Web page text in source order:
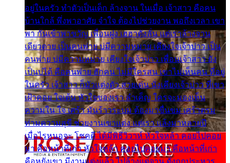
อยู่ในครัว ทำตัวเป็นเด็ก ล้างจาน ในเมื่อ เจ้าสาว คือคน
บ้านใกล้ พึ่งพาอาศัย จำใจ ต้องไปช่วยงาน พอถึงเวลา เขา
พา กันเข้าพาขวัญ เพื่อนฝูง เฮฮาดังลั่น แต่เราล้างจาน
เดียวดาย เป็นคนพ่าย บ่มีความหมาย เคียงใจเจ้าบ่าว เป็น
คนพ่าย บ่มีความหมาย เคียงใจเจ้าบ่าว เพื่อนเจ้าสาว ยัง
เป็นบ่ได้ คือคนพ่าย ฮักคน ไม่มีใครสน เขาไม่เห็นคน ที่อยู่
ในครัว เจ้าสาว ก็มัวแต่งตัว สวยเด่น นั่งเคียงเจ้าบ่าว ที่เขา
เฝ้าคอย ใจเต้น หัวใจของเรา ลำเค็ญ ใครจะมองเห็น
ความใน ใจ เศร้า มันร้าวระบม ต้องมาขื่นขม เศร้าตรม
ท่ามความสุขี ช่วยงานเขาแต่ง แต่เรา แล้งมาหลายปี
เมื่อไรหนอจะ โชคดี ได้มีพิธีวิวาห์ หัวใจหล้า คอยไปคอย
มา คือหน้าที่เก่า หัวใจหล้า คอยไปคอยมา คือหน้าที่เก่า
คือหยังเขา มีงานแต่งแล้ว ไปล้างแต่จาน ดั่งถูกประหาร